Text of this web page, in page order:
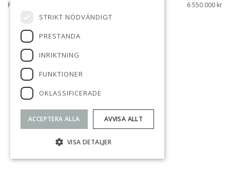
PARKPROMENADEN 5
6 550 000 kr
SÅLD
STRIKT NÖDVÄNDIGT
PRESTANDA
INRIKTNING
FUNKTIONER
OKLASSIFICERADE
ACCEPTERA ALLA AVVISA ALLT
VISA DETALJER